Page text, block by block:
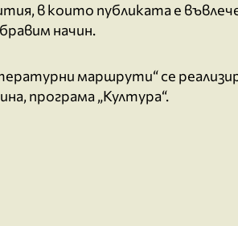
в които публиката е
начин.
маршрути“ се
програма „Култура“.